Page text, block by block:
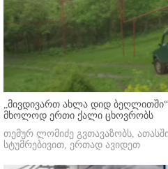
„მივდივართ ახლა დიდ
მხოლოდ ერთი ქალი ცხოვრობს
თემურ ლომიძე გვთავაზობს,
სტუმრებივით, ერთად ავიდეთ